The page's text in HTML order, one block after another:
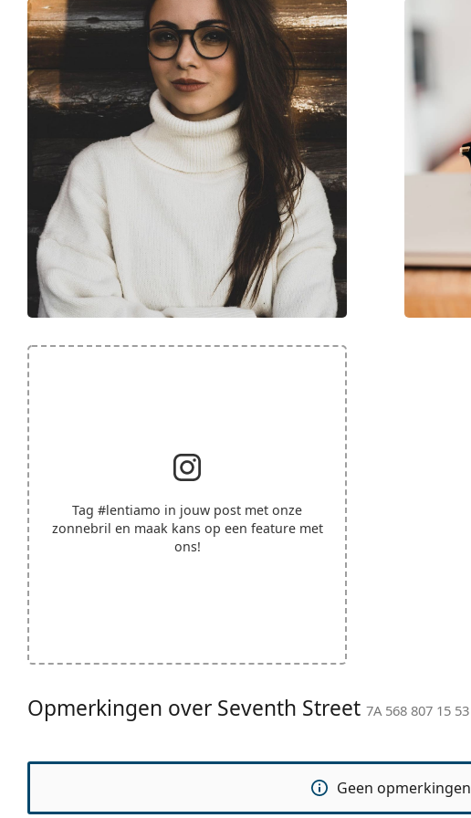
Tag #lentiamo in jouw post met onze
zonnebril en maak kans op een feature met
ons!
Opmerkingen over Seventh Street 7A 568 807 15 53
Geen opmerkingen